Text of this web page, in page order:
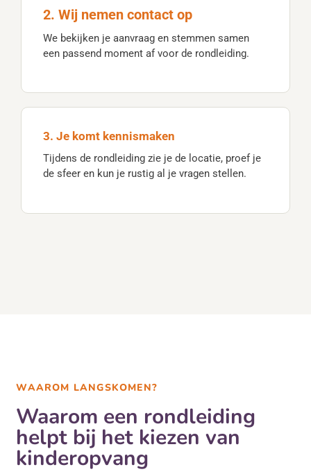
2. Wij nemen contact op
We bekijken je aanvraag en stemmen samen
een passend moment af voor de rondleiding.
3. Je komt kennismaken
Tijdens de rondleiding zie je de locatie, proef je
de sfeer en kun je rustig al je vragen stellen.
WAAROM LANGSKOMEN?
Waarom een rondleiding
helpt bij het kiezen van
kinderopvang